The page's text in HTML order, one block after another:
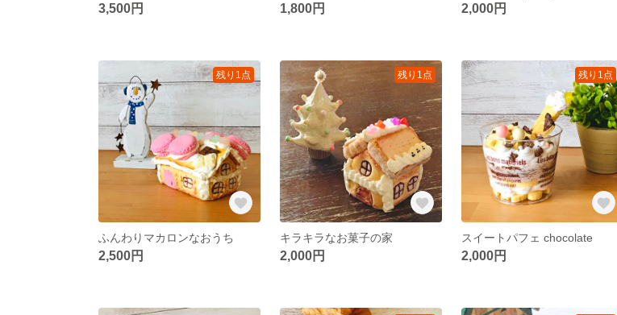
3,500円 1,800円 2,000円
残り1点
ふんわりマカロンなおうち
2,500円
残り1点
キラキラなお菓子の家
2,000円
残り1点
スイートパフェ chocolate
2,000円